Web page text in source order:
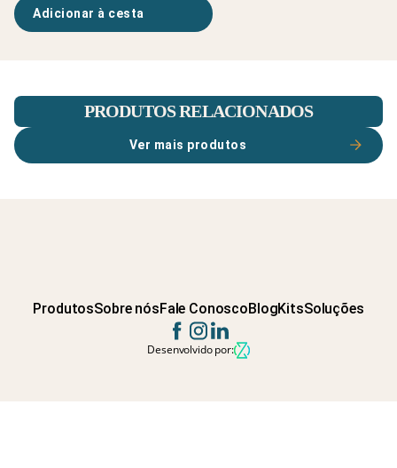
Adicionar à cesta
PRODUTOS RELACIONADOS
Ver mais produtos
ProdutosSobre nósFale ConoscoBlogKitsSoluções
Desenvolvido por: